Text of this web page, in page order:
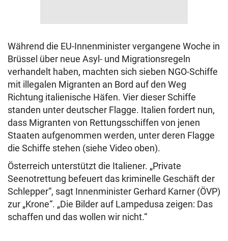
Während die EU-Innenminister vergangene Woche in
Brüssel über neue Asyl- und Migrationsregeln
verhandelt haben, machten sich sieben NGO-Schiffe
mit illegalen Migranten an Bord auf den Weg
Richtung italienische Häfen. Vier dieser Schiffe
standen unter deutscher Flagge. Italien fordert nun,
dass Migranten von Rettungsschiffen von jenen
Staaten aufgenommen werden, unter deren Flagge
die Schiffe stehen (siehe Video oben).
Österreich unterstützt die Italiener. „Private
Seenotrettung befeuert das kriminelle Geschäft der
Schlepper“, sagt Innenminister Gerhard Karner (ÖVP)
zur „Krone“. „Die Bilder auf Lampedusa zeigen: Das
schaffen und das wollen wir nicht.“